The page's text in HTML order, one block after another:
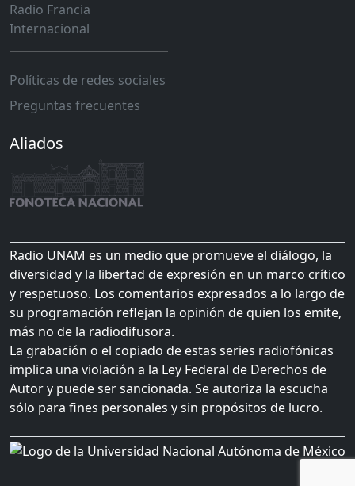
Radio Francia
Internacional
Políticas de redes sociales
Preguntas frecuentes
Aliados
Radio UNAM es un medio que promueve el diálogo, la
diversidad y la libertad de expresión en un marco crítico
y respetuoso. Los comentarios expresados a lo largo de
su programación reflejan la opinión de quien los emite,
más no de la radiodifusora.
La grabación o el copiado de estas series radiofónicas
implica una violación a la Ley Federal de Derechos de
Autor y puede ser sancionada. Se autoriza la escucha
sólo para fines personales y sin propósitos de lucro.